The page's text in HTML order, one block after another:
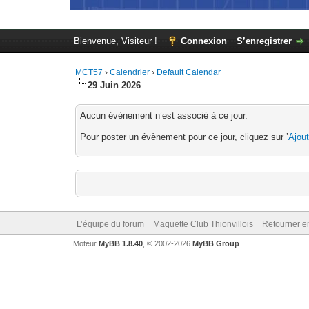
Bienvenue, Visiteur ! Connexion S’enregistrer
MCT57 ›Calendrier › Default Calendar
29 Juin 2026
Aucun évènement n’est associé à ce jour.
Pour poster un évènement pour ce jour, cliquez sur ’
L’équipe du forum Maquette Club Thionvillois Retourner
Moteur MyBB 1.8.40, © 2002-2026 MyBB Group.